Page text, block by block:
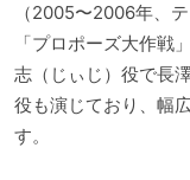
（2005〜2006年、
「プロポーズ大作戦
志（じぃじ）役で長
役も演じており、幅
す。